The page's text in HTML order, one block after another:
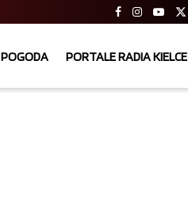
POGODA PORTALE RADIA KIELCE